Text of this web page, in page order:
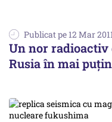
Publicat pe 12 Mar
Un nor radioactiv
Rusia în mai